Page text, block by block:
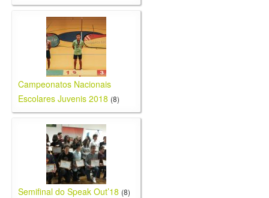
Campeonatos Nacionais
Escolares Juvenis 2018 (8)
Semifinal do Speak Out’18 (8)